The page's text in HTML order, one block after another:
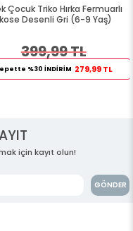
Çocuk Triko Hırka Fermuarlı
Desenli Gri (6-9 Yaş)
399,99 TL
%30 İNDİRİM 279,99 TL
için kayıt olun!
GÖNDER